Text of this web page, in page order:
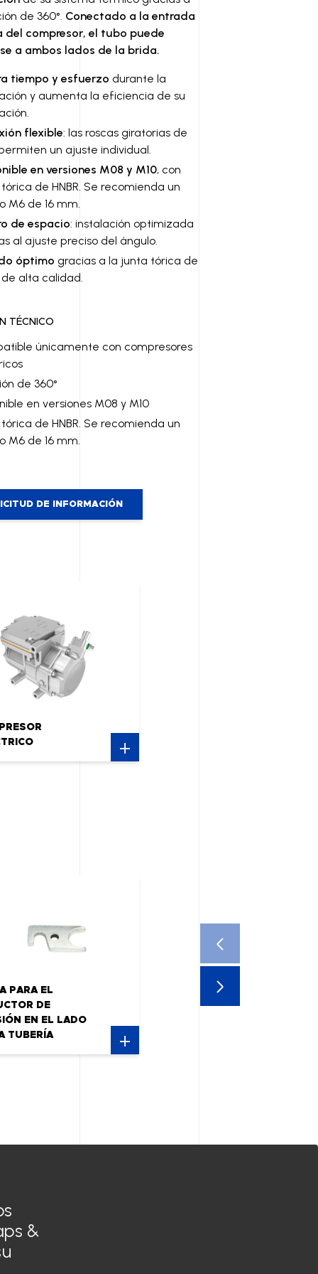
de 360°. Conectado a la entrada
del compresor, el tubo puede
a ambos lados de la brida.
tiempo y esfuerzo durante la
y aumenta la eficiencia de su
flexible: las roscas giratorias de
un ajuste individual.
en versiones M08 y M10, con
de HNBR. Se recomienda un
M6 de 16 mm.
de espacio: instalación optimizada
al ajuste preciso del ángulo.
óptimo gracias a la junta tórica de
de alta calidad.
TÉCNICO
únicamente con compresores
de 360°
en versiones M08 y M10
de HNBR. Se recomienda un
M6 de 16 mm.
DE INFORMACIÓN
PARA EL
DE
EN EL LADO
TUBERÍA
de confidentialité
&